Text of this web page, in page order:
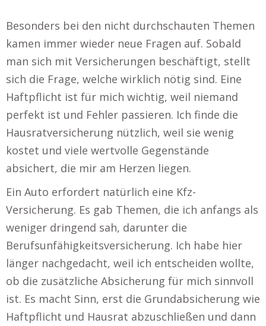
Besonders bei den nicht durchschauten Themen
kamen immer wieder neue Fragen auf. Sobald
man sich mit Versicherungen beschäftigt, stellt
sich die Frage, welche wirklich nötig sind. Eine
Haftpflicht ist für mich wichtig, weil niemand
perfekt ist und Fehler passieren. Ich finde die
Hausratversicherung nützlich, weil sie wenig
kostet und viele wertvolle Gegenstände
absichert, die mir am Herzen liegen.
Ein Auto erfordert natürlich eine Kfz-
Versicherung. Es gab Themen, die ich anfangs als
weniger dringend sah, darunter die
Berufsunfähigkeitsversicherung. Ich habe hier
länger nachgedacht, weil ich entscheiden wollte,
ob die zusätzliche Absicherung für mich sinnvoll
ist. Es macht Sinn, erst die Grundabsicherung wie
Haftpflicht und Hausrat abzuschließen und dann